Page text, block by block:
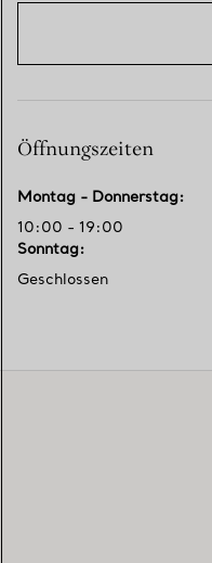
Öffnungszeiten
Montag - Donnerstag:
10:00 - 19:00
Sonntag:
Geschlossen